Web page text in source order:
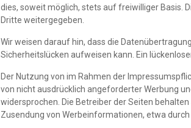
dies, soweit möglich, stets auf freiwilliger Basis.
Dritte weitergegeben.
Wir weisen darauf hin, dass die
Sicherheitslücken aufweisen kann. Ein
Der Nutzung von im Rahmen der
von nicht ausdrücklich angeforderter Werbung
widersprochen. Die Betreiber der Seiten
Zusendung von Werbeinformationen, etwa durch